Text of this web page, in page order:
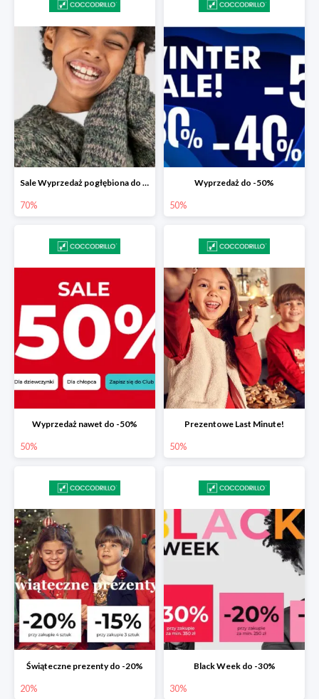
Sale Wyprzedaż pogłębiona do -70%
70%
Wyprzedaż do -50%
50%
Wyprzedaż nawet do -50%
50%
Prezentowe Last Minute!
50%
Świąteczne prezenty do -20%
20%
Black Week do -30%
30%